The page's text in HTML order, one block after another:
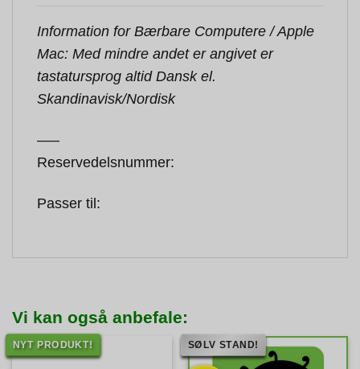
Information for Bærbare Computere / Apple
Mac: Med mindre andet er angivet er
tastatursprog altid Dansk el.
Skandinavisk/Nordisk
—–
Reservedelsnummer:
Passer til:
Vi kan også anbefale:
NYT PRODUKT! SØLV STAND!